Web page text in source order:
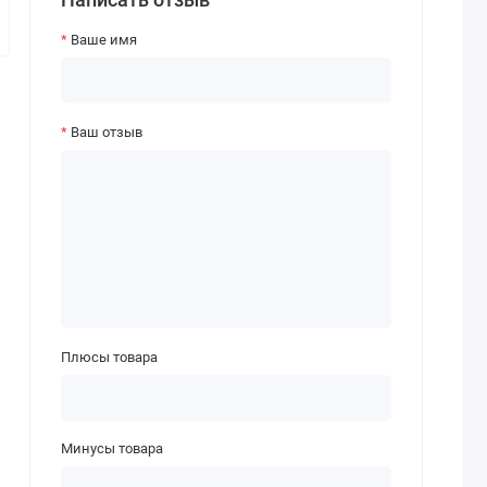
Ваше имя
Ваш отзыв
Плюсы товара
Минусы товара